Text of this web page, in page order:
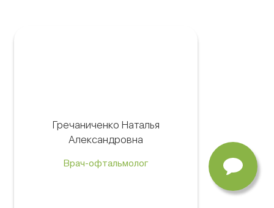
Гречаниченко Наталья
Александровна
Врач-офтальмолог